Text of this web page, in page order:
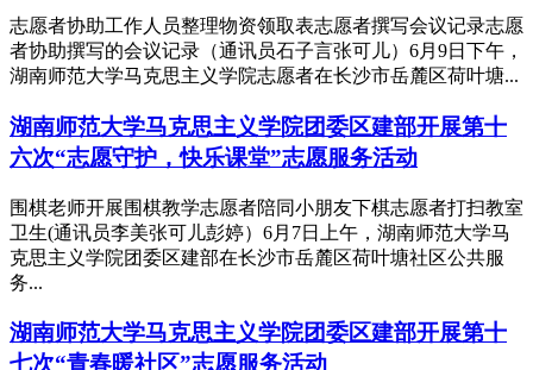
志愿者协助工作人员整理物资领取表志愿者撰写会议记录志愿
者协助撰写的会议记录（通讯员石子言张可儿）6月9日下午，
湖南师范大学马克思主义学院志愿者在长沙市岳麓区荷叶塘...
湖南师范大学马克思主义学院团委区建部开展第十
六次“志愿守护，快乐课堂”志愿服务活动
围棋老师开展围棋教学志愿者陪同小朋友下棋志愿者打扫教室
卫生(通讯员李美张可儿彭婷）6月7日上午，湖南师范大学马
克思主义学院团委区建部在长沙市岳麓区荷叶塘社区公共服
务...
湖南师范大学马克思主义学院团委区建部开展第十
七次“青春暖社区”志愿服务活动